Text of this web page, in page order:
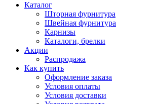
Каталог
Шторная фурнитура
Швейная фурнитура
Карнизы
Каталоги, брелки
Акции
Распродажа
Как купить
Оформление заказа
Условия оплаты
Условия доставки